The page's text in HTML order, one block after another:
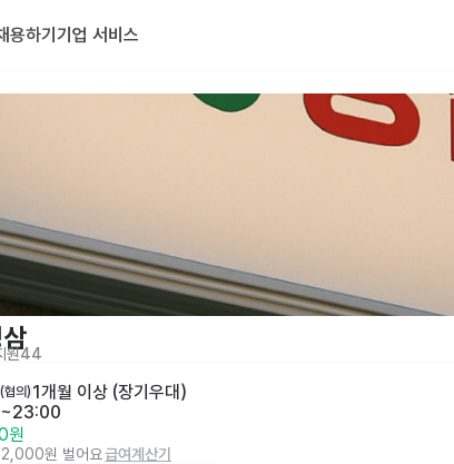
용하기 기업 서비스
원44
(협의) 1개월 이상 (장기우대)
원
원 벌어요급여계산기